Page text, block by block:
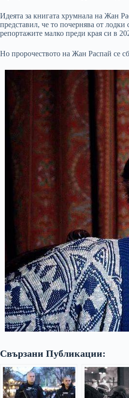
Идеята за книгата хрумнала на Жан
представил, че то почернява от
репортажите малко преди края си в
Но пророчеството на Жан Распай се
Свързани Публикации: